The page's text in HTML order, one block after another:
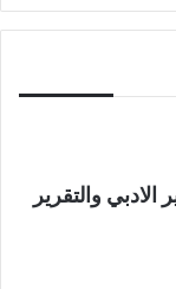
2019-2020 : التقرير الادبي والتقرير